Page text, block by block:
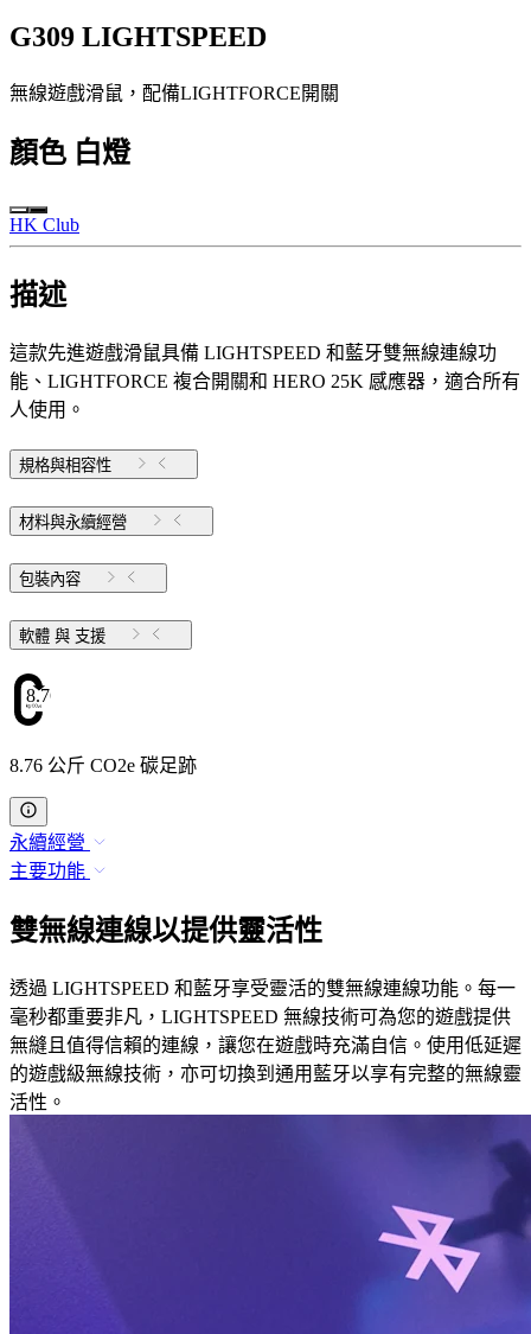
G309 LIGHTSPEED
無線遊戲滑鼠，配備LIGHTFORCE開關
顏色 白燈
HK Club
描述
這款先進遊戲滑鼠具備 LIGHTSPEED 和藍牙雙無線連線功
能、LIGHTFORCE 複合開關和 HERO 25K 感應器，適合所有
人使用。
規格與相容性
材料與永續經營
包裝內容
軟體 與 支援
8.76
8.76 公斤 CO2e 碳足跡
永續經營
主要功能
雙無線連線以提供靈活性
透過 LIGHTSPEED 和藍牙享受靈活的雙無線連線功能。每一
毫秒都重要非凡，LIGHTSPEED 無線技術可為您的遊戲提供
無縫且值得信賴的連線，讓您在遊戲時充滿自信。使用低延遲
的遊戲級無線技術，亦可切換到通用藍牙以享有完整的無線靈
活性。